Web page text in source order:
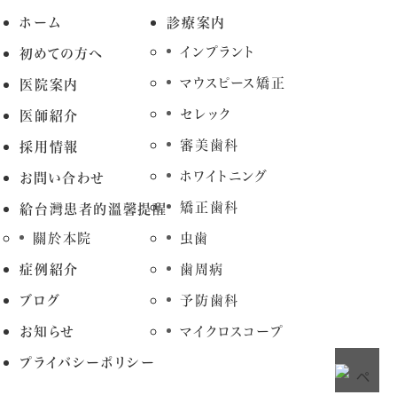
ホーム
初めての方へ
医院案内
医師紹介
採用情報
お問い合わせ
給台灣患者的溫馨提醒
關於本院
症例紹介
ブログ
お知らせ
プライバシーポリシー
診療案内
インプラント
マウスピース矯正
セレック
審美歯科
ホワイトニング
矯正歯科
虫歯
歯周病
予防歯科
マイクロスコープ